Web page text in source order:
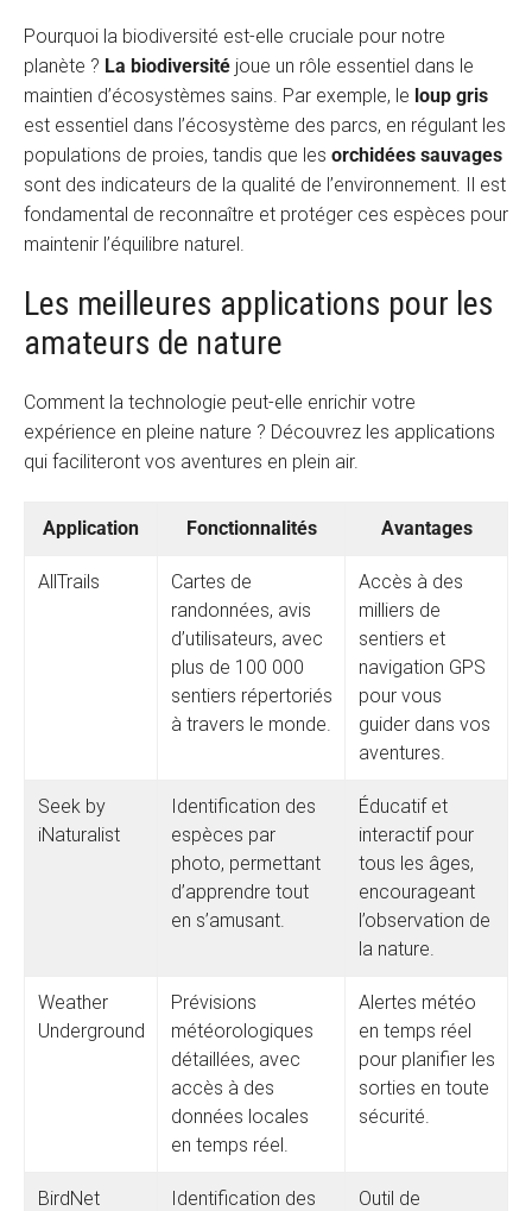
Pourquoi la biodiversité est-elle cruciale pour notre
planète ? La biodiversité joue un rôle essentiel dans le
maintien d’écosystèmes sains. Par exemple, le loup gris
est essentiel dans l’écosystème des parcs, en régulant les
populations de proies, tandis que les orchidées sauvages
sont des indicateurs de la qualité de l’environnement. Il est
fondamental de reconnaître et protéger ces espèces pour
maintenir l’équilibre naturel.
Les meilleures applications pour les
amateurs de nature
Comment la technologie peut-elle enrichir votre
expérience en pleine nature ? Découvrez les applications
qui faciliteront vos aventures en plein air.
Application Fonctionnalités Avantages
AllTrails
Cartes de
randonnées, avis
d’utilisateurs, avec
plus de 100 000
sentiers répertoriés
à travers le monde.
Accès à des
milliers de
sentiers et
navigation GPS
pour vous
guider dans vos
aventures.
Seek by
iNaturalist
Identification des
espèces par
photo, permettant
d’apprendre tout
en s’amusant.
Éducatif et
interactif pour
tous les âges,
encourageant
l’observation de
la nature.
Weather
Underground
Prévisions
météorologiques
détaillées, avec
accès à des
données locales
en temps réel.
Alertes météo
en temps réel
pour planifier les
sorties en toute
sécurité.
BirdNet
Identification des
Outil de